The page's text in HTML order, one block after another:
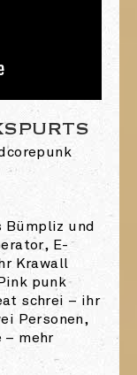
Bümpliz und
E-
Krawall
punk
schrei – ihr
Personen,
– mehr